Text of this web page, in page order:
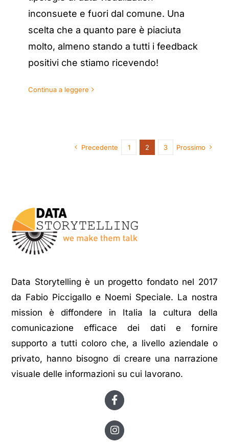
inconsuete e fuori dal comune. Una
scelta che a quanto pare è piaciuta
molto, almeno stando a tutti i feedback
positivi che stiamo ricevendo!
Continua a leggere
Precedente 1 2 3 Prossimo
Data Storytelling è un progetto fondato nel 2017
da Fabio Piccigallo e Noemi Speciale. La nostra
mission è diffondere in Italia la cultura della
comunicazione efficace dei dati e fornire
supporto a tutti coloro che, a livello aziendale o
privato, hanno bisogno di creare una narrazione
visuale delle informazioni su cui lavorano.